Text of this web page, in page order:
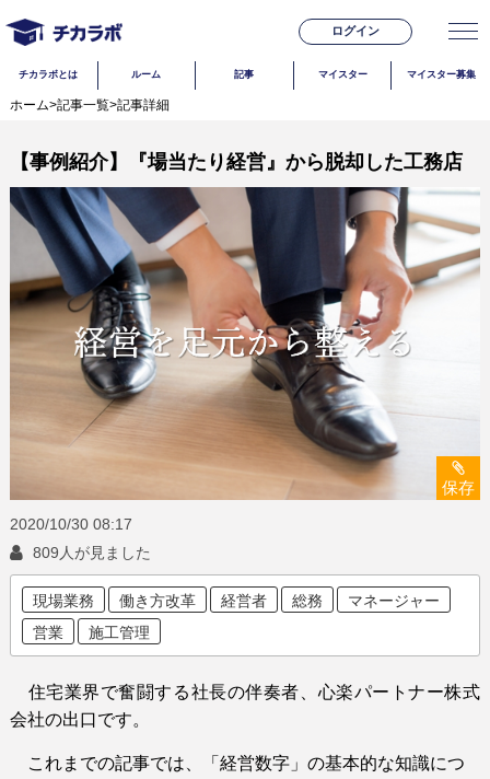
ログイン
チカラボとは ルーム 記事 マイスター マイスター募集
ホーム>記事一覧>記事詳細
【事例紹介】『場当たり経営』から脱却した工務店
保存
2020/10/30 08:17
809人が見ました
現場業務 働き方改革 経営者 総務
マネージャー
営業
施工管理
住宅業界で奮闘する社長の伴奏者、心楽パートナー株式
会社の出口です。
これまでの記事では、「経営数字」の基本的な知識につ